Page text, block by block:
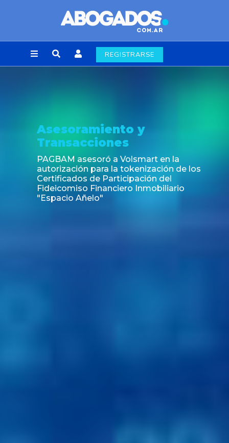
REGISTRARSE
Noticia
Fin de la obligación de rúbrica de los libros
laborales en la Ciudad de Buenos Aires